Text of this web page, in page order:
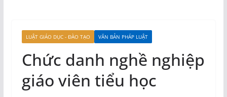
LUẬT GIÁO DỤC - ĐÀO TẠO VĂN BẢN PHÁP LUẬT
Chức danh nghề nghiệp
giáo viên tiểu học